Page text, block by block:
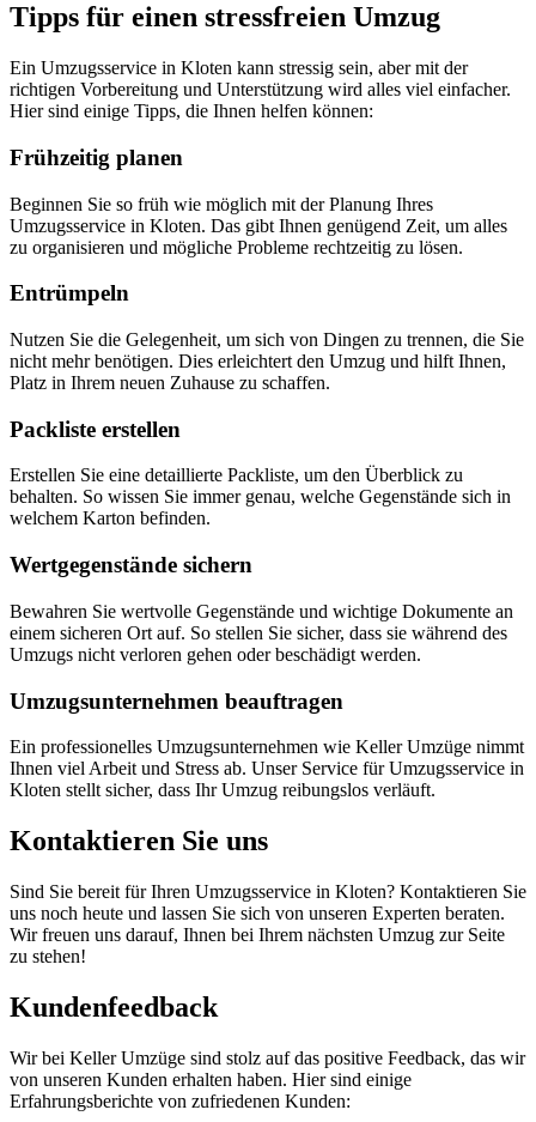
Tipps für einen stressfreien Umzug
Ein Umzugsservice in Kloten kann stressig sein, aber mit der
richtigen Vorbereitung und Unterstützung wird alles viel einfacher.
Hier sind einige Tipps, die Ihnen helfen können:
Frühzeitig planen
Beginnen Sie so früh wie möglich mit der Planung Ihres
Umzugsservice in Kloten. Das gibt Ihnen genügend Zeit, um alles
zu organisieren und mögliche Probleme rechtzeitig zu lösen.
Entrümpeln
Nutzen Sie die Gelegenheit, um sich von Dingen zu trennen, die Sie
nicht mehr benötigen. Dies erleichtert den Umzug und hilft Ihnen,
Platz in Ihrem neuen Zuhause zu schaffen.
Packliste erstellen
Erstellen Sie eine detaillierte Packliste, um den Überblick zu
behalten. So wissen Sie immer genau, welche Gegenstände sich in
welchem Karton befinden.
Wertgegenstände sichern
Bewahren Sie wertvolle Gegenstände und wichtige Dokumente an
einem sicheren Ort auf. So stellen Sie sicher, dass sie während des
Umzugs nicht verloren gehen oder beschädigt werden.
Umzugsunternehmen beauftragen
Ein professionelles Umzugsunternehmen wie Keller Umzüge nimmt
Ihnen viel Arbeit und Stress ab. Unser Service für Umzugsservice in
Kloten stellt sicher, dass Ihr Umzug reibungslos verläuft.
Kontaktieren Sie uns
Sind Sie bereit für Ihren Umzugsservice in Kloten? Kontaktieren Sie
uns noch heute und lassen Sie sich von unseren Experten beraten.
Wir freuen uns darauf, Ihnen bei Ihrem nächsten Umzug zur Seite
zu stehen!
Kundenfeedback
Wir bei Keller Umzüge sind stolz auf das positive Feedback, das wir
von unseren Kunden erhalten haben. Hier sind einige
Erfahrungsberichte von zufriedenen Kunden: